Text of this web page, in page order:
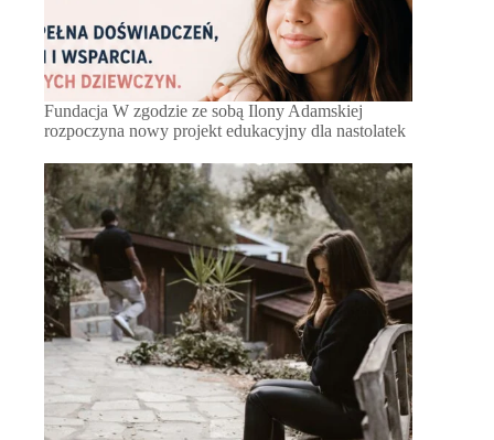
Fundacja W zgodzie ze sobą Ilony Adamskiej
rozpoczyna nowy projekt edukacyjny dla nastolatek